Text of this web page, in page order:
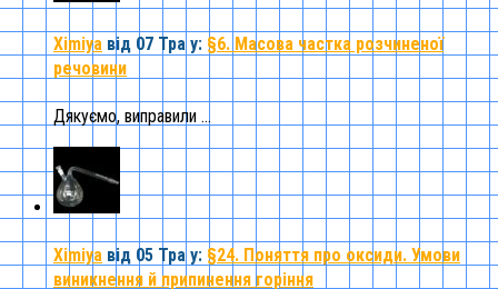
Ximiya від 07 Тра у: §6. Масова частка розчиненої
речовини
Дякуємо, виправили ...
Ximiya від 05 Тра у: §24. Поняття про оксиди. Умови
виникнення й припинення горіння